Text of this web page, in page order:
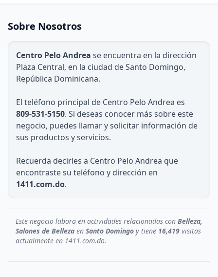
Sobre Nosotros
Centro Pelo Andrea se encuentra en la dirección
Plaza Central, en la ciudad de Santo Domingo,
República Dominicana.
El teléfono principal de Centro Pelo Andrea es
809-531-5150. Si deseas conocer más sobre este
negocio, puedes llamar y solicitar información de
sus productos y servicios.
Recuerda decirles a Centro Pelo Andrea que
encontraste su teléfono y dirección en
1411.com.do.
Este negocio labora en actividades relacionadas con Belleza,
Salones de Belleza en Santo Domingo y tiene 16,419 visitas
actualmente en 1411.com.do.